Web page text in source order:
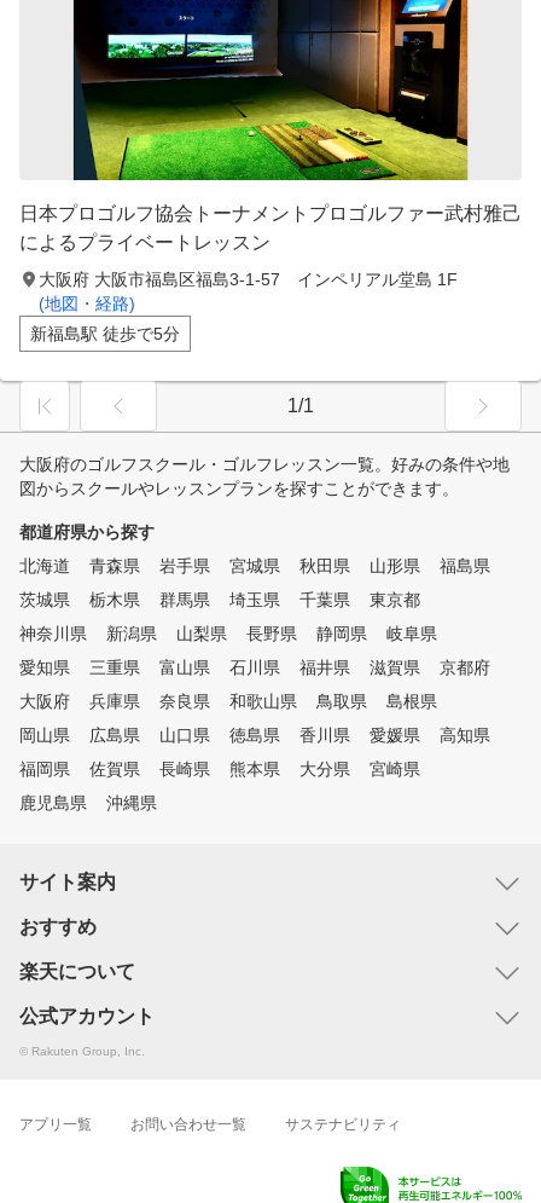
日本プロゴルフ協会トーナメントプロゴルファー武村雅己
によるプライベートレッスン
大阪府 大阪市福島区福島3-1-57 インペリアル堂島 1F
(地図・経路)
新福島駅 徒歩で5分
1/1
大阪府のゴルフスクール・ゴルフレッスン一覧。好みの条件や地
図からスクールやレッスンプランを探すことができます。
都道府県から探す
北海道
青森県 岩手県 宮城県 秋田県 山形県
福島県
茨城県
栃木県 群馬県 埼玉県 千葉県
東京都
神奈川県
新潟県 山梨県 長野県 静岡県
岐阜県
愛知県
三重県 富山県 石川県 福井県 滋賀県
京都府
大阪府
兵庫県 奈良県 和歌山県 鳥取県
島根県
岡山県
広島県 山口県 徳島県 香川県 愛媛県
高知県
福岡県
佐賀県 長崎県 熊本県 大分県
宮崎県
鹿児島県
沖縄県
サイト案内
おすすめ
楽天について
公式アカウント
© Rakuten Group, Inc.
アプリ一覧 お問い合わせ一覧 サステナビリティ